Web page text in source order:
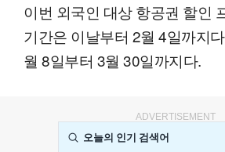
이번 외국인 대상 항공권 할인
기간은 이날부터 2월 4일까지
월 8일부터 3월 30일까지다.
ADVERTISEMENT